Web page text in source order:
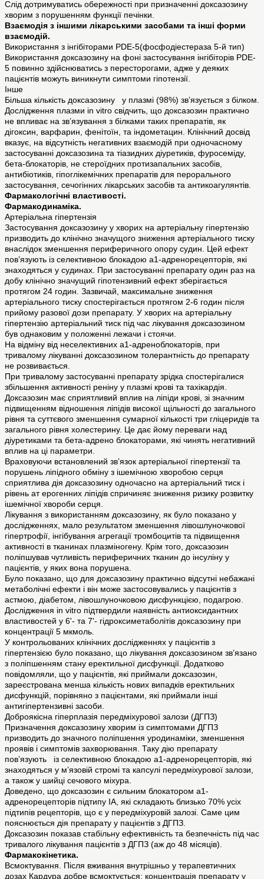
Слід дотримуватись обережності при призначенні доксазозину
хворим з порушенням функції печінки.
Взаємодія з іншими лікарськими засобами та інші форми
взаємодій.
Використання з інгібіторами PDE-5(фосфодіестераза 5-й тип)
Використання доксазозину на фоні застосування інгібіторів PDE-
5 повинно здійснюватись з пересторогами, адже у деяких
пацієнтів можуть виникнути симптоми гіпотензії.
Інше
Більша кількість доксазозину у плазмі (98%) зв’язується з білком.
Дослідження плазми in vitro свідчить, що доксазозин практично
не впливає на зв’язування з білками таких препаратів, як
дігоксин, варфарин, фенітоїн, та індометацин. Клінічний досвід
вказує, на відсутність негативних взаємодій при одночасному
застосуванні доксазозина та тіазидних діуретиків, фуросеміду,
бета-блокаторів, не стероїдних протизапальних засобів,
антибіотиків, гіпоглікемічних препаратів для перорального
застосування, сечогінних лікарських засобів та антикоагулянтів.
Фармакологічні властивості.
Фармакодинаміка.
Артеріальна гіпертензія
Застосування доксазозину у хворих на артеріальну гіпертензію
призводить до клінічно значущого зниження артеріального тиску
внаслідок зменшення периферичного опору судин. Цей ефект
пов’язують із селективною блокадою a1-адренорецепторів, які
знаходяться у судинах. При застосуванні препарату один раз на
добу клінічно значущий гіпотензивний ефект зберігається
протягом 24 годин. Зазвичай, максимальне зниження
артеріального тиску спостерігається протягом 2-6 годин після
прийому разової дози препарату. У хворих на артеріальну
гіпертензію артеріальний тиск під час лікування доксазозином
був однаковим у положенні лежачи і стоячи.
На відміну від неселективних a1-адреноблокаторів, при
тривалому лікуванні доксазозином толерантність до препарату
не розвивається.
При тривалому застосуванні препарату зрідка спостерігалися
збільшення активності реніну у плазмі крові та тахікардія.
Доксазозин має сприятливий вплив на ліпіди крові, зі значним
підвищенням відношення ліпідів високої щільності до загального
рівня та суттєвого зменшення сумарної кількості три гліцеридів та
загального рівня холестерину. Це дає йому переваги над
діуретиками та бета-адрено блокаторами, які чинять негативний
вплив на ці параметри.
Враховуючи встановлений зв’язок артеріальної гіпертензії та
порушень ліпідного обміну з ішемічною хворобою серця
сприятлива дія доксазозину одночасно на артеріальний тиск і
рівень ат ерогенних ліпідів спричиняє зниження ризику розвитку
ішемічної хвороби серця.
Лікування з використанням доксазозину, як було показано у
дослідженнях, мало результатом зменшення лівошлуночкової
гіпертрофії, інгібування агрегації тромбоцитів та підвищення
активності в тканинах плазміногену. Крім того, доксазозин
поліпшував чутливість периферичних тканин до інсуліну у
пацієнтів, у яких вона порушена.
Було показано, що для доксазозину практично відсутні небажані
метаболічні ефекти і він може застосовувались у пацієнтів з
астмою, діабетом, лівошлуночковою дисфункцією, подагрою.
Дослідження in vitro підтвердили наявність антиоксидантних
властивостей у 6'- та 7'- гідроксиметаболітів доксазозину при
концентрації 5 мкмоль.
У контрольованих клінічних дослідженнях у пацієнтів з
гіпертензією було показано, що лікування доксазозином зв’язано
з поліпшенням стану еректильної дисфункції. Додатково
повідомляли, що у пацієнтів, які приймали доксазозин,
зареєстрована менша кількість нових випадків еректильних
дисфункцій, порівняно з пацієнтами, які приймали інші
антигіпертензивні засоби.
Доброякісна гіперплазія передміхурової залози (ДГПЗ)
Призначення доксазозину хворим із симптомами ДГПЗ
призводить до значного поліпшення уродинаміки, зменшення
проявів і симптомів захворювання. Таку дію препарату
пов’язують із селективною блокадою a1-адренорецепторів, які
знаходяться у м’язовій стромі та капсулі передміхурової залози,
а також у шийці сечового міхура.
Доведено, що доксазозин є сильним блокатором a1-
адренорецепторів підтипу ІА, які складають близько 70% усіх
підтипів рецепторів, що є у передміхуровій залозі. Саме цим
пояснюється дія препарату у пацієнтів з ДГПЗ.
Доксазозин показав стабільну ефективність та безпечність під час
тривалого лікування пацієнтів з ДГПЗ (аж до 48 місяців).
Фармакокінетика.
Всмоктування. Після вживання внутрішньо у терапевтичних
дозах Кардура добре всмоктується; концентрація препарату у